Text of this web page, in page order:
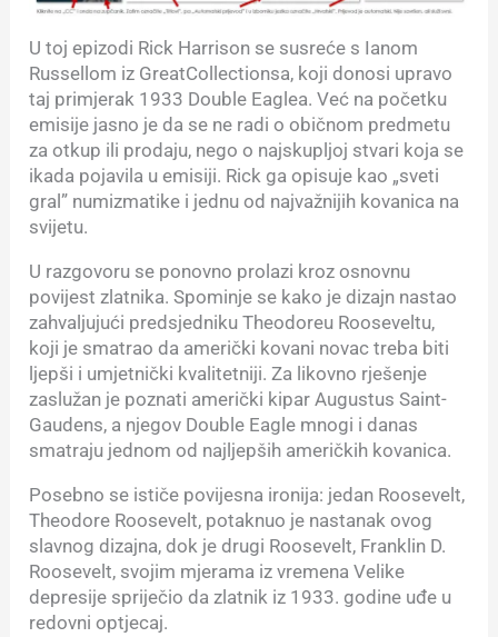
U toj epizodi Rick Harrison se susreće s Ianom
Russellom iz GreatCollectionsa, koji donosi upravo
taj primjerak 1933 Double Eaglea. Već na početku
emisije jasno je da se ne radi o običnom predmetu
za otkup ili prodaju, nego o najskupljoj stvari koja se
ikada pojavila u emisiji. Rick ga opisuje kao „sveti
gral” numizmatike i jednu od najvažnijih kovanica na
svijetu.
U razgovoru se ponovno prolazi kroz osnovnu
povijest zlatnika. Spominje se kako je dizajn nastao
zahvaljujući predsjedniku Theodoreu Rooseveltu,
koji je smatrao da američki kovani novac treba biti
ljepši i umjetnički kvalitetniji. Za likovno rješenje
zaslužan je poznati američki kipar Augustus Saint-
Gaudens, a njegov Double Eagle mnogi i danas
smatraju jednom od najljepših američkih kovanica.
Posebno se ističe povijesna ironija: jedan Roosevelt,
Theodore Roosevelt, potaknuo je nastanak ovog
slavnog dizajna, dok je drugi Roosevelt, Franklin D.
Roosevelt, svojim mjerama iz vremena Velike
depresije spriječio da zlatnik iz 1933. godine uđe u
redovni optjecaj.